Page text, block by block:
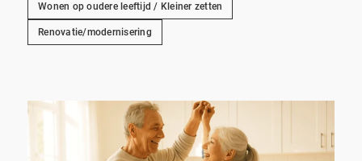
Wonen op oudere leeftijd / Kleiner zetten
Renovatie/modernisering